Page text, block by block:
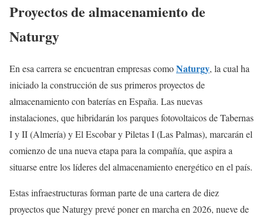
Proyectos de almacenamiento de
Naturgy
En esa carrera se encuentran empresas comoNaturgy, la cual ha
iniciado la construcción de sus primeros proyectos de
almacenamiento con baterías en España. Las nuevas
instalaciones, que hibridarán los parques fotovoltaicos de Tabernas
I y II (Almería) y El Escobar y Piletas I (Las Palmas), marcarán el
comienzo de una nueva etapa para la compañía, que aspira a
situarse entre los líderes del almacenamiento energético en el país.
Estas infraestructuras forman parte de una cartera de diez
proyectos que Naturgy prevé poner en marcha en 2026, nueve de